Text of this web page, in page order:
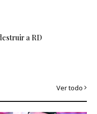
a RD
Ver todo